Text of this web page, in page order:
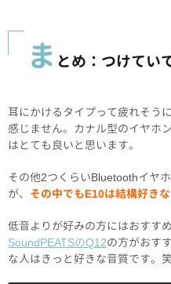
ま とめ：つけてい
耳にかけるタイプって疲れそう
感じません。カナル型のイヤホ
はとても良いと思います。
その他2つくらいBluetoothイヤ
が、 その中でもE10は結構好きな
低音よりが好みの方にはおすす
SoundPEATSのQ12の方がおす
な人はきっと好きな音質です。笑